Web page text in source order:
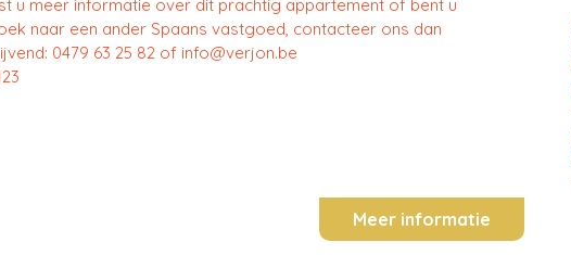
u meer informatie over dit prachtig appartement of bent u
naar een ander Spaans vastgoed, contacteer ons dan
0479 63 25 82 of info@verjon.be
Meer informatie